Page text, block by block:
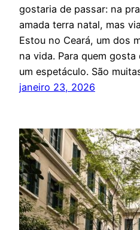
gostaria de passar: na
amada terra natal, mas
Estou no Ceará, um dos
na vida. Para quem
um espetáculo. São
janeiro 23, 2026